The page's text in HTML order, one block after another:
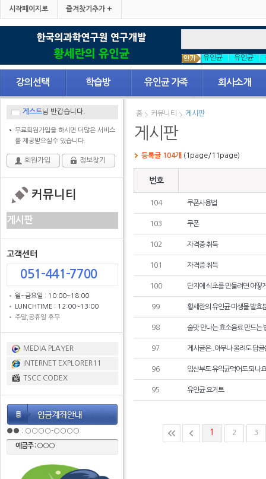
시작페이지로 즐겨찾기추가 +
유인균 유인균
강의선택 학습방 유인균 가족 회사소개
게스트님 반갑습니다.
무료회원가입을 하시면 더많은 서비스
를 제공받으실수 있습니다.
회원가입 정보찾기
커뮤니티
게시판
고객센터
051-441-7700
월~금요일 : 10:00~18:00
LUNCHTIME : 12:00~13:00
주말,공휴일 휴무
MEDIA PLAYER
INTERNET EXPLORER11
TSCC CODEX
●● : ○○○○-○○○○
예금주 : ○○○
홈 커뮤니티 게시판
게시판
등록글 104개 (1page/11page)
번호
104 쿠폰사용법
103 쿠폰
102 자격증 취득
101 자격증 취득
100 단지에 식초를 만들려면 어떻
99 황세란의 유인균 미생물 발효
98 술맛 안나는 효소음료 만드는
97 게시글은..아무나 올려도 답
96 임산부도 유익균먹어도 되나
95 유인균 요거트
1 2 3